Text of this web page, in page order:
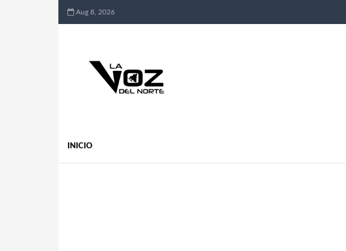
Aug 8, 2026
INICIO